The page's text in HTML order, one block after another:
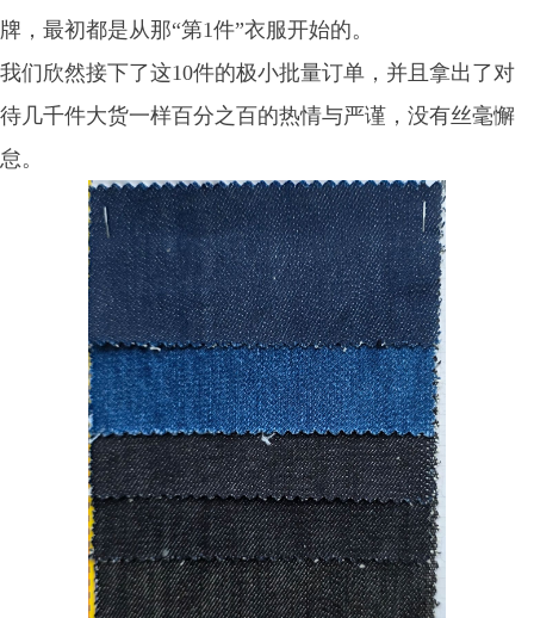
牌，最初都是从那“第1件”衣服开始的。
我们欣然接下了这10件的极小批量订单，并且拿出了对
待几千件大货一样百分之百的热情与严谨，没有丝毫懈
怠。